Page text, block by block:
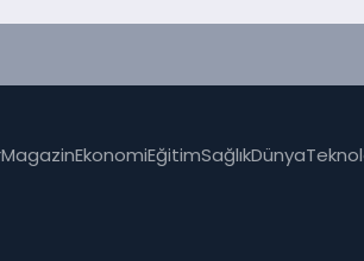
MagazinEkonomiEğitimSağlıkDünya